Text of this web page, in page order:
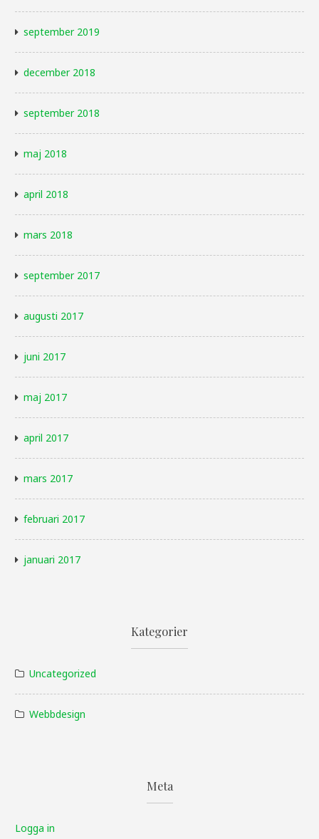
september 2019
december 2018
september 2018
maj 2018
april 2018
mars 2018
september 2017
augusti 2017
juni 2017
maj 2017
april 2017
mars 2017
februari 2017
januari 2017
Kategorier
Uncategorized
Webbdesign
Meta
Logga in